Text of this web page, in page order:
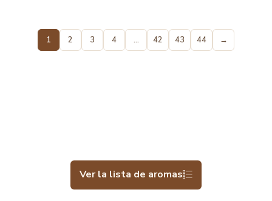
1 2 3 4 … 42 43 44 →
Ver la lista de aromas